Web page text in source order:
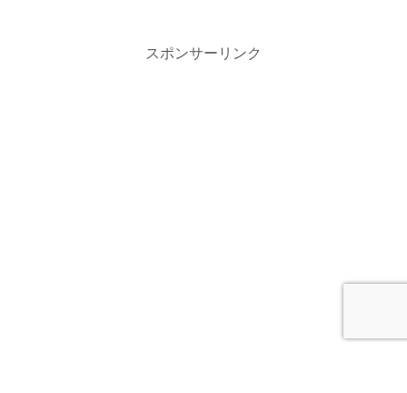
スポンサーリンク